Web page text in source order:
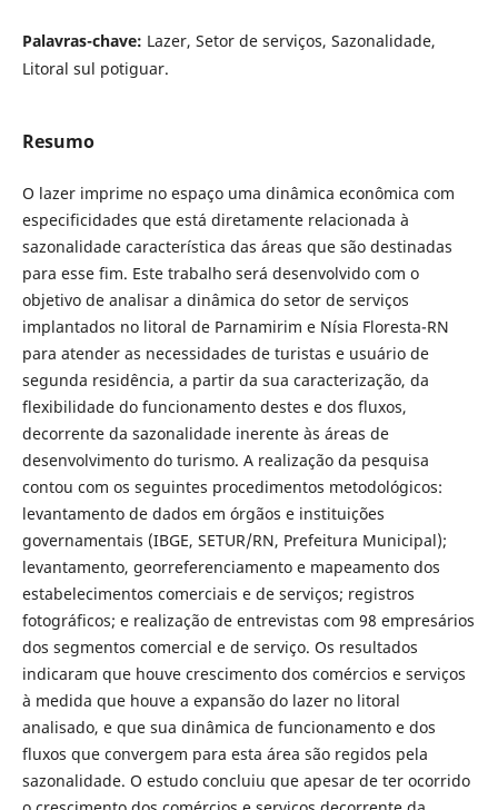
Palavras-chave: Lazer, Setor de serviços, Sazonalidade,
Litoral sul potiguar.
Resumo
O lazer imprime no espaço uma dinâmica econômica com
especificidades que está diretamente relacionada à
sazonalidade característica das áreas que são destinadas
para esse fim. Este trabalho será desenvolvido com o
objetivo de analisar a dinâmica do setor de serviços
implantados no litoral de Parnamirim e Nísia Floresta-RN
para atender as necessidades de turistas e usuário de
segunda residência, a partir da sua caracterização, da
flexibilidade do funcionamento destes e dos fluxos,
decorrente da sazonalidade inerente às áreas de
desenvolvimento do turismo. A realização da pesquisa
contou com os seguintes procedimentos metodológicos:
levantamento de dados em órgãos e instituições
governamentais (IBGE, SETUR/RN, Prefeitura Municipal);
levantamento, georreferenciamento e mapeamento dos
estabelecimentos comerciais e de serviços; registros
fotográficos; e realização de entrevistas com 98 empresários
dos segmentos comercial e de serviço. Os resultados
indicaram que houve crescimento dos comércios e serviços
à medida que houve a expansão do lazer no litoral
analisado, e que sua dinâmica de funcionamento e dos
fluxos que convergem para esta área são regidos pela
sazonalidade. O estudo concluiu que apesar de ter ocorrido